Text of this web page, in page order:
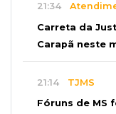
21:34
Carreta da
Carapã neste
21:14 TJMS
Fóruns de MS